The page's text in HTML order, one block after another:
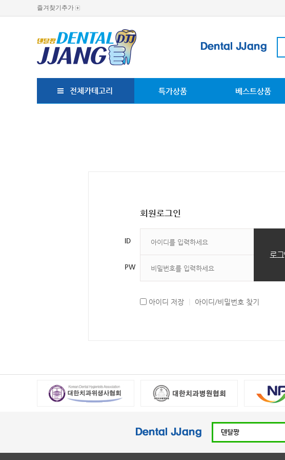
즐겨찾기추가
전체카테고리 특가상품 베스트상품
회원로그인
ID
PW
아이디 저장 아이디/비밀번호 찾기